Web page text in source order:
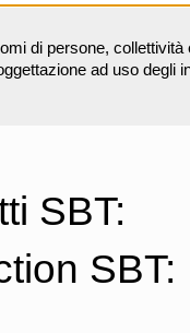
di persone,
ad uso degli
SBT:
SBT: